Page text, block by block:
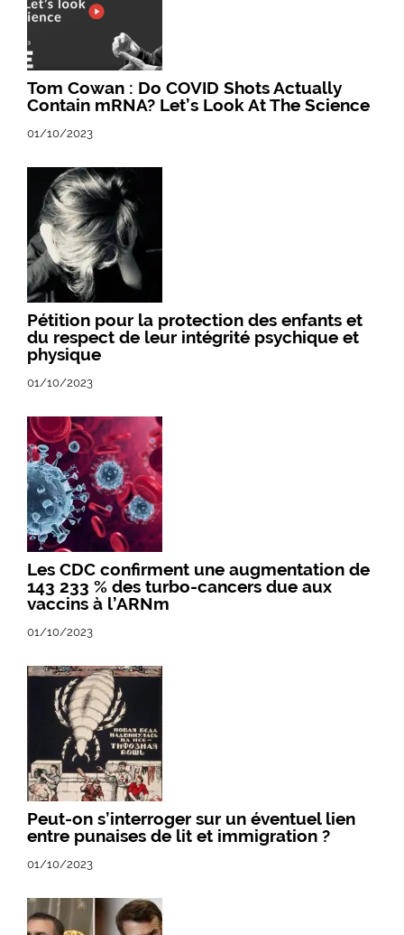
Tom Cowan : Do COVID Shots Actually
Contain mRNA? Let’s Look At The Science
01/10/2023
Pétition pour la protection des enfants et
du respect de leur intégrité psychique et
physique
01/10/2023
Les CDC confirment une augmentation de
143 233 % des turbo-cancers due aux
vaccins à l’ARNm
01/10/2023
Peut-on s’interroger sur un éventuel lien
entre punaises de lit et immigration ?
01/10/2023